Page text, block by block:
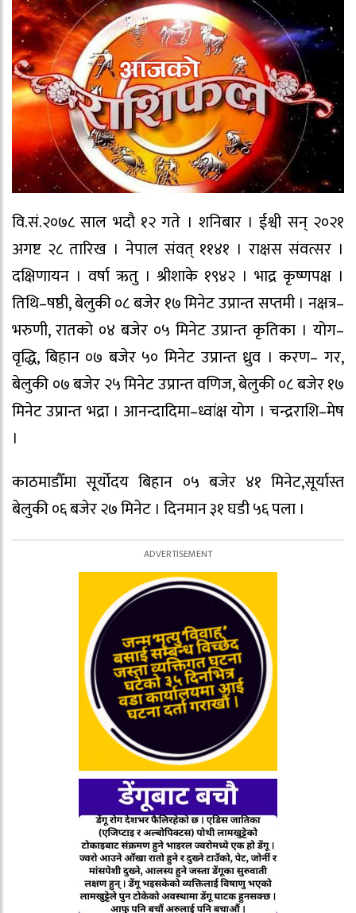
वि.सं.२०७८ साल भदौ १२ गते । शनिबार । ईश्वी सन् २०२१
अगष्ट २८ तारिख । नेपाल संवत् ११४१ । राक्षस संवत्सर ।
दक्षिणायन । वर्षा ऋतु । श्रीशाके १९४२ । भाद्र कृष्णपक्ष ।
तिथि–षष्ठी, बेलुकी ०८ बजेर १७ मिनेट उप्रान्त सप्तमी । नक्षत्र–
भरुणी, रातको ०४ बजेर ०५ मिनेट उप्रान्त कृतिका । योग–
वृद्धि, बिहान ०७ बजेर ५० मिनेट उप्रान्त ध्रुव । करण– गर,
बेलुकी ०७ बजेर २५ मिनेट उप्रान्त वणिज, बेलुकी ०८ बजेर १७
मिनेट उप्रान्त भद्रा । आनन्दादिमा–ध्वांक्ष योग । चन्द्रराशि–मेष
।
काठमाडौँमा सूर्योदय बिहान ०५ बजेर ४१ मिनेट,सूर्यास्त
बेलुकी ०६ बजेर २७ मिनेट । दिनमान ३१ घडी ५६ पला ।